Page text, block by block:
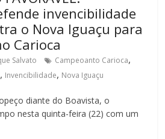
invencibilidade
o Nova Iguaçu para
Carioca
Salvato Campeoanto Carioca,
, Invencibilidade, Nova Iguaçu
diante do Boavista, o
nesta quinta-feira (22) com um